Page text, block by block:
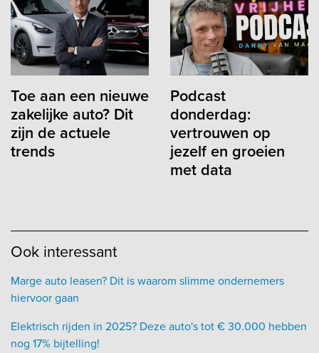
Ook interessant
Marge auto leasen? Dit is waarom slimme ondernemers
hiervoor gaan
Elektrisch rijden in 2025? Deze auto's tot € 30.000 hebben
nog 17% bijtelling!
Toe aan een nieuwe
zakelijke auto? Dit
zijn de actuele
trends
Podcast
donderdag:
vertrouwen op
jezelf en groeien
met data